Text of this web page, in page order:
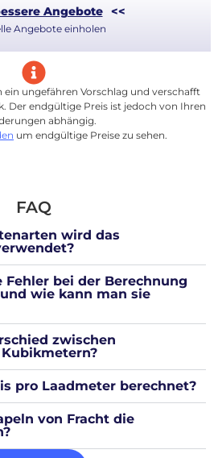
Angebote <<
Angebote einholen
ungefähren Vorschlag und verschafft
Der endgültige Preis ist jedoch von Ihren
abhängig.
um endgültige Preise zu sehen.
FAQ
wird das
Fehler bei der Berechnung
wie kann man sie
zwischen
pro Laadmeter berechnet?
von Fracht die